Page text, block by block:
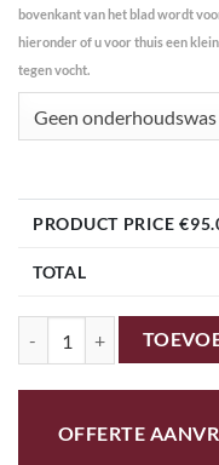
bovenkant van het blad wordt
hieronder of u voor thuis een
tegen vocht.
Geen onderhoudswas
PRODUCT PRICE €
TOTAL
02A 50cm mozaiektafel
OFFERTE